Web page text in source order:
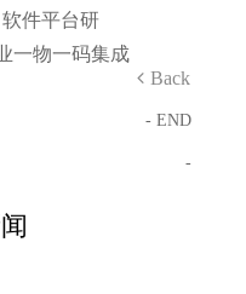
件平台研
一物一码集成
Back
- END
-